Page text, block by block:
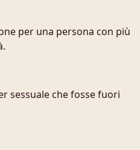
per una persona con più
sessuale che fosse fuori